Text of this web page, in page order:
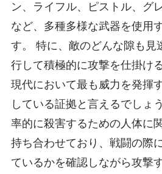
ン、ライフル、ピストル、グ
など、多種多様な武器を使用
す。 特に、敵のどんな隙も見
行して積極的に攻撃を仕掛け
現代において最も威力を発揮
している証拠と言えるでしょ
率的に殺害するための人体に
持ち合わせており、戦闘の際
ているかを確認しながら攻撃